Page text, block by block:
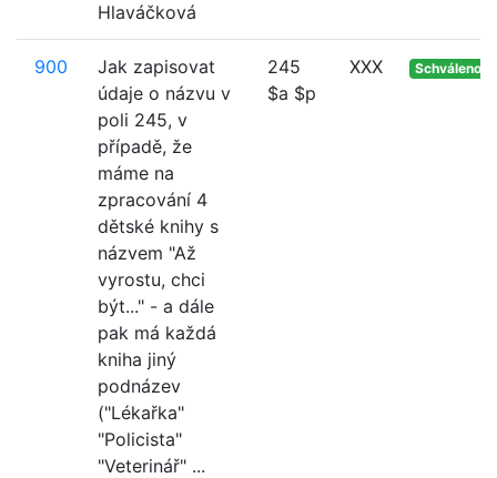
Hlaváčková
900
Jak zapisovat
údaje o názvu v
poli 245, v
případě, že
máme na
zpracování 4
dětské knihy s
názvem "Až
vyrostu, chci
být..." - a dále
pak má každá
kniha jiný
podnázev
("Lékařka"
"Policista"
"Veterinář" ...
245
$a $p
XXX Schváleno